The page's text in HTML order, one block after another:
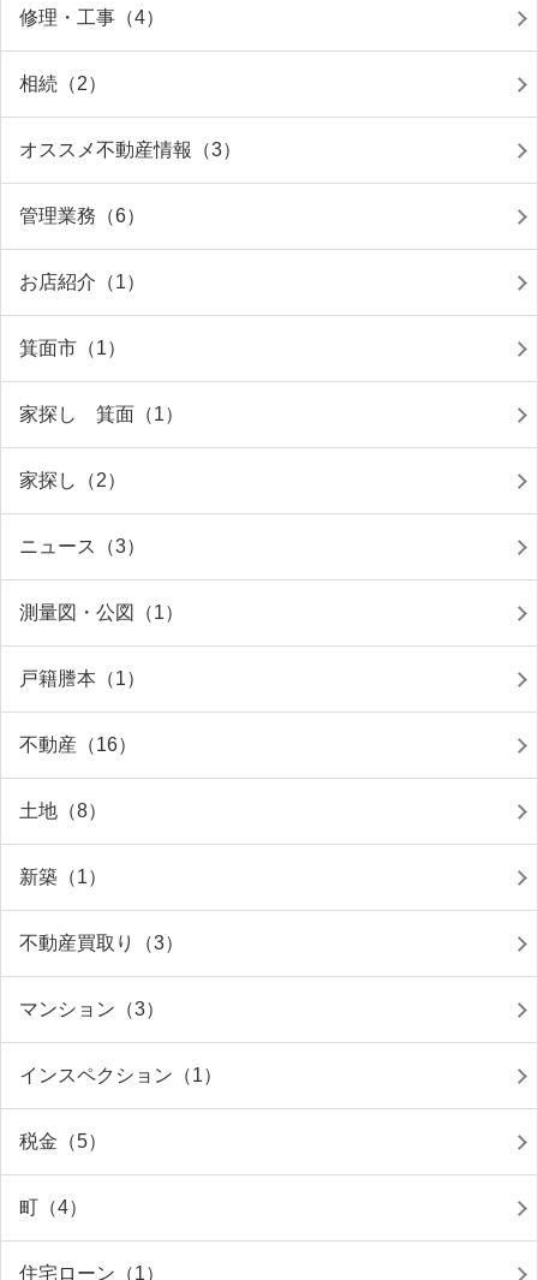
修理・工事（4）
相続（2）
オススメ不動産情報（3）
管理業務（6）
お店紹介（1）
箕面市（1）
家探し 箕面（1）
家探し（2）
ニュース（3）
測量図・公図（1）
戸籍謄本（1）
不動産（16）
土地（8）
新築（1）
不動産買取り（3）
マンション（3）
インスペクション（1）
税金（5）
町（4）
住宅ローン（1）